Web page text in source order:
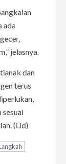
ada
jelasnya.
dan
terus
sesuai
(Lid)